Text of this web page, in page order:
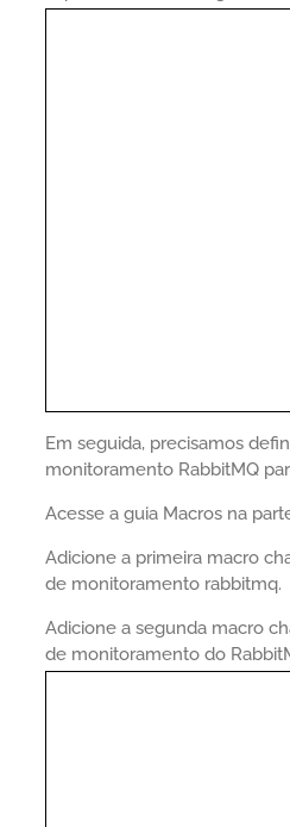
Em seguida, precisamos
monitoramento RabbitMQ
Acesse a guia Macros na
Adicione a primeira macro
de monitoramento rabbitmq.
Adicione a segunda macro
de monitoramento do